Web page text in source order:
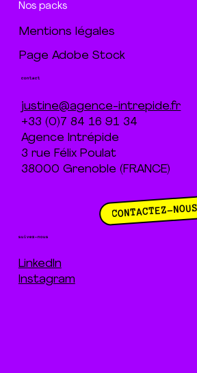
Nos packs
Mentions légales
Page Adobe Stock
suivez-nous
LinkedIn
Instagram
contact
justine@agence-intrepide.fr
+33 (0)7 84 16 91 34
Agence Intrépide
3 rue Félix Poulat
38000 Grenoble (FRANCE)
CONTACTEZ-NOUS